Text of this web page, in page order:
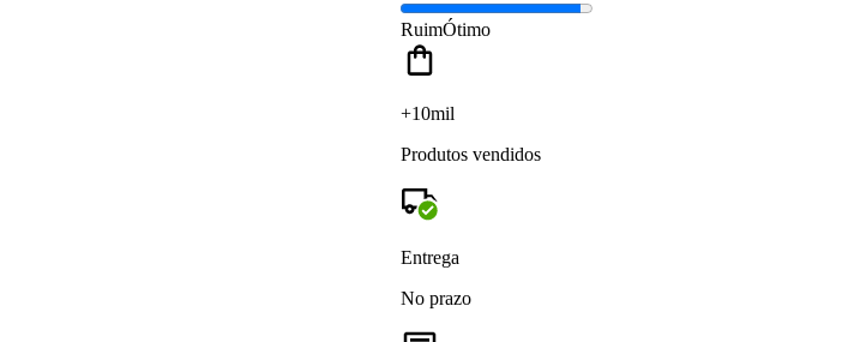
RuimÓtimo
+10mil
Produtos vendidos
Entrega
No prazo